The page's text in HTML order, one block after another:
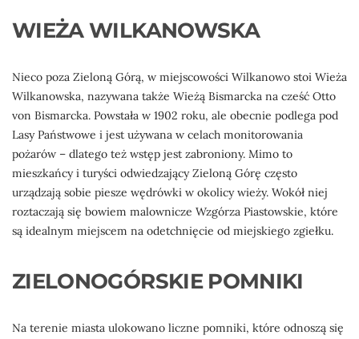
WIEŻA WILKANOWSKA
Nieco poza Zieloną Górą, w miejscowości Wilkanowo stoi Wieża
Wilkanowska, nazywana także Wieżą Bismarcka na cześć Otto
von Bismarcka. Powstała w 1902 roku, ale obecnie podlega pod
Lasy Państwowe i jest używana w celach monitorowania
pożarów – dlatego też wstęp jest zabroniony. Mimo to
mieszkańcy i turyści odwiedzający Zieloną Górę często
urządzają sobie piesze wędrówki w okolicy wieży. Wokół niej
roztaczają się bowiem malownicze Wzgórza Piastowskie, które
są idealnym miejscem na odetchnięcie od miejskiego zgiełku.
ZIELONOGÓRSKIE POMNIKI
Na terenie miasta ulokowano liczne pomniki, które odnoszą się